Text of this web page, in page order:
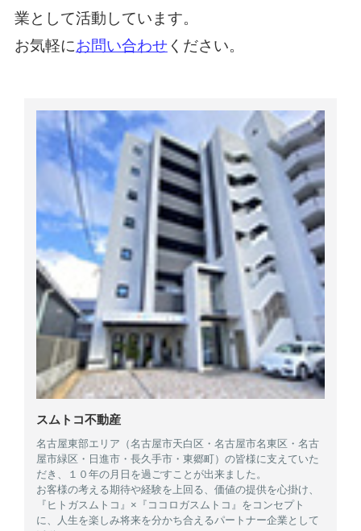
業として活動しています。
お気軽にお問い合わせ ください。
スムトコ不動産
名古屋東部エリア（名古屋市天白区・名古屋市名東区・名古
屋市緑区・日進市・長久手市・東郷町）の皆様に支えていた
だき、１０年の月日を過ごすことが出来ました。
お客様の考える期待や経験を上回る、価値の提供を心掛け、
『ヒトガスムトコ』×『ココロガスムトコ』をコンセプト
に、人生を楽しみ将来を分かち合えるパートナー企業として